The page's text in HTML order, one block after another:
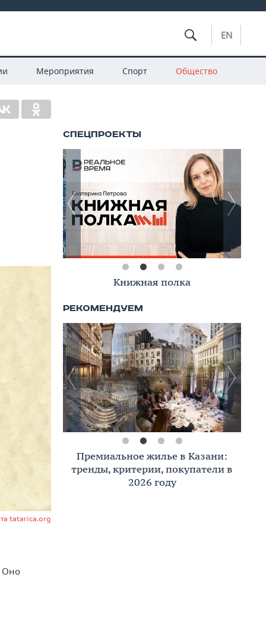
EN
Мероприятия Спорт Общество
tatarica.org
Оно
Книжная полка
Премиальное жилье в Казани:
тренды, критерии, покупатели в
2026 году